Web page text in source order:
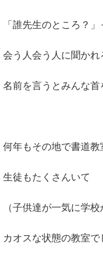
「誰先生のところ？」
会う人会う人に聞かれ
名前を言うとみんな首
何年もその地で書道教
生徒もたくさんいて
（子供達が一気に学
カオスな状態の教室で